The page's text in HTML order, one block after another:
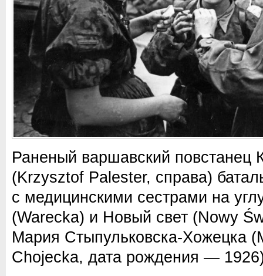
Раненый варшавский
(Krzysztof Palester, справа)
с медицинскими сестрами на
(Warecka) и Новый свет (Nowy
Мария Стыпульковска-Хожецка
Chojecka, дата рождения —